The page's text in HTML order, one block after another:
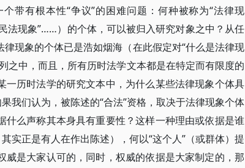
带有根本性“争议”的困难问题：何种被称为“法律现
法现象”……）的个体，可以被归入研究对象之中？从任
现象的个体已是浩如烟海（在此假定对“什么是法律现
之中，而且，所有历时法学文本都是在特定而有限度的
历时法学的研究文本中，为什么某些法律现象个体具
我们认为，被陈述的“合法”资格，取决于法律现象个体
么声称其本身具有重要性？这样一种理由或依据是谁
实正是有人在作出陈述），何以“这个人”（或群体）提
是大家认可的，同时，权威的依据是大家制定的，那